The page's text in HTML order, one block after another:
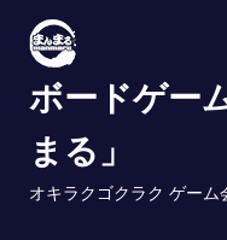
content
ボードゲー
まる」
オキラクゴクラク ゲーム